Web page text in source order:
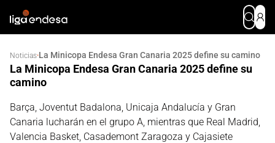
Noticias·La Minicopa Endesa Gran Canaria 2025 define su camino
La Minicopa Endesa Gran Canaria 2025 define su
camino
Barça, Joventut Badalona, Unicaja Andalucía y Gran
Canaria lucharán en el grupo A, mientras que Real Madrid,
Valencia Basket, Casademont Zaragoza y Cajasiete